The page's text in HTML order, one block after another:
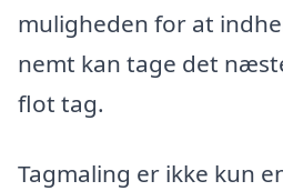
muligheden for at
nemt kan tage det
flot tag.
Tagmaling er ikke kun